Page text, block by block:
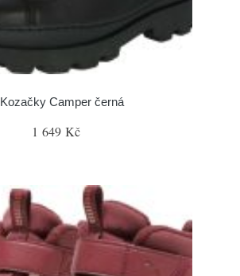
Kozačky Camper černá
1 649 Kč